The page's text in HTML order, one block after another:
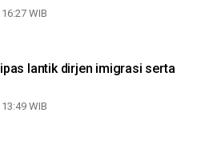
WIB
lantik dirjen imigrasi serta
WIB